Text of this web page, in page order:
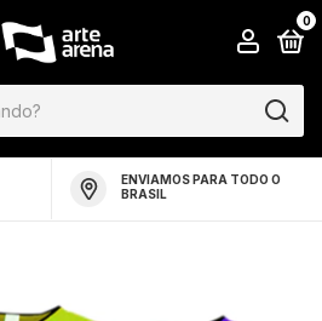
0
ENVIAMOS PARA TODO O
BRASIL